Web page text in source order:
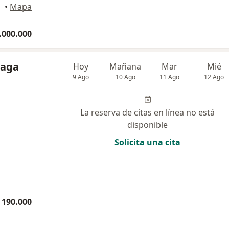
• Mapa
Hoy
9 Ago
Mañana
10 Ago
Mar
11 Ago
Mié
12 Ago
La reserva de citas en línea no está
disponible
Solicita una cita